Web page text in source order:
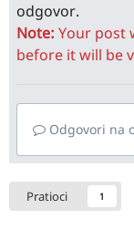
odgovor.
Note: Your post
before it will be
Odgovori na
Pratioci 1